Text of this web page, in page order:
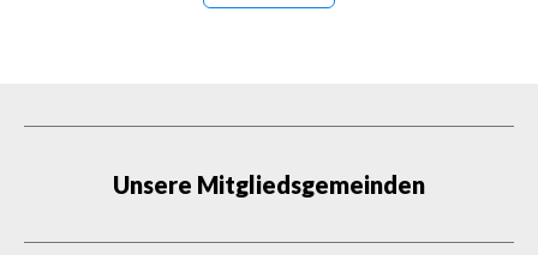
Unsere Mitgliedsgemeinden